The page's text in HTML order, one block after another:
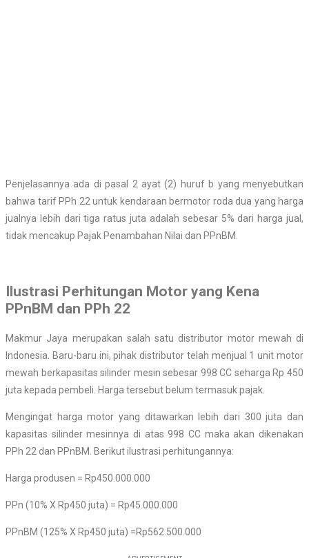
Penjelasannya ada di pasal 2 ayat (2) huruf b yang menyebutkan
bahwa tarif PPh 22 untuk kendaraan bermotor roda dua yang harga
jualnya lebih dari tiga ratus juta adalah sebesar 5% dari harga jual,
tidak mencakup Pajak Penambahan Nilai dan PPnBM.
Ilustrasi Perhitungan Motor yang Kena
PPnBM dan PPh 22
Makmur Jaya merupakan salah satu distributor motor mewah di
Indonesia. Baru-baru ini, pihak distributor telah menjual 1 unit motor
mewah berkapasitas silinder mesin sebesar 998 CC seharga Rp 450
juta kepada pembeli. Harga tersebut belum termasuk pajak.
Mengingat harga motor yang ditawarkan lebih dari 300 juta dan
kapasitas silinder mesinnya di atas 998 CC maka akan dikenakan
PPh 22 dan PPnBM. Berikut ilustrasi perhitungannya:
Harga produsen = Rp450.000.000
PPn (10% X Rp450 juta) = Rp45.000.000
PPnBM (125% X Rp450 juta) =Rp562.500.000